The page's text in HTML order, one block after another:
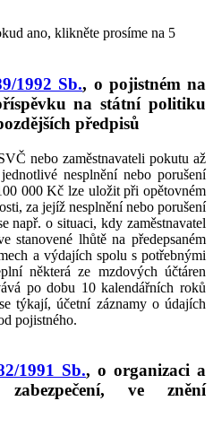
ano, klikněte prosíme na 5
1992 Sb., o pojistném na
na státní politiku
předpisů
nebo zaměstnavateli pokutu až
nesplnění nebo porušení
000 Kč lze uložit při opětovném
za jejíž nesplnění nebo porušení
např. o situaci, kdy zaměstnavatel
stanovené lhůtě na předepsaném
a výdajích spolu s potřebnými
některá ze mzdových účtáren
po dobu 10 kalendářních roků
týkají, účetní záznamy o údajích
pojistného.
1991 Sb., o organizaci a
ve znění